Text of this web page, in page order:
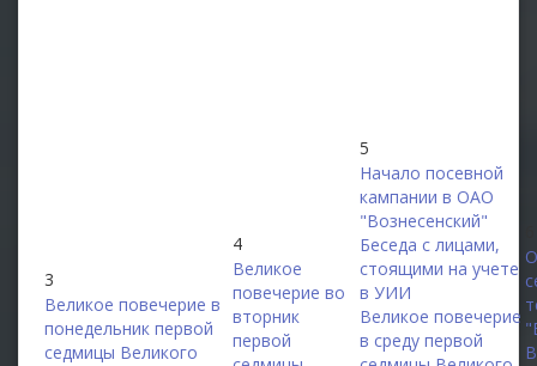
3
Великое повечерие в
понедельник первой
седмицы Великого
4
Великое
повечерие во
вторник
первой
5
Начало посевной
кампании в ОАО
"Вознесенский"
Беседа с лицами,
стоящими на учете
в УИИ
Великое повечерие
в среду первой